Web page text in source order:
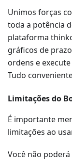
Unimos forças
toda a potência
plataforma
gráficos de
ordens e
Tudo
Limitações do
É importante
limitações ao
Você não